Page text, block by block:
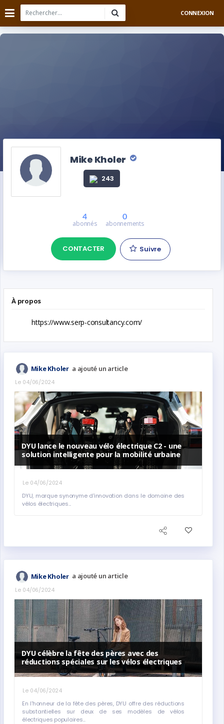
CONNEXION
Mike Kholer
243
4
abonnés
0
abonnements
CONTACTER Suivre
À propos
https://www.serp-consultancy.com/
Mike Kholer a ajouté un article
Le 04/06/2024
DYU lance le nouveau vélo électrique C2 - une
solution intelligente pour la mobilité urbaine
Le 04/06/2024
DYU, marque synonyme d'innovation dans le domaine des
vélos électriques...
Mike Kholer a ajouté un article
Le 04/06/2024
DYU célèbre la fête des pères avec des
réductions spéciales sur les vélos électriques
Le 04/06/2024
En l'honneur de la fête des pères, DYU offre des réductions
substantielles sur deux de ses modèles de vélos
électriques populaires...